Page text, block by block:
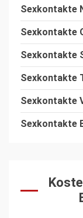
Sexkontakte
Sexkontakte
Sexkontakte
Sexkontakte
Sexkontakte
Sexkontakte